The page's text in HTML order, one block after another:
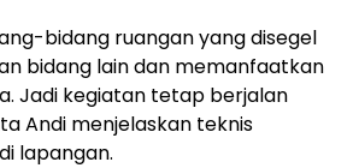
bidang ruangan yang disegel
bidang lain dan memanfaatkan
Jadi kegiatan tetap berjalan
Andi menjelaskan teknis
lapangan.